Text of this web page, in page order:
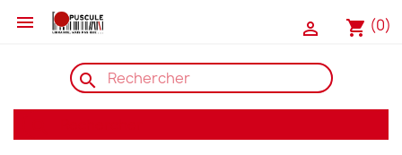
 shopping_cart (0)

search